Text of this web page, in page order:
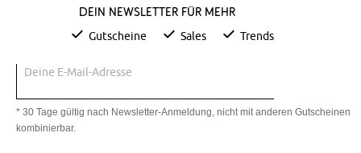
Dein Newsletter für mehr
Gutscheine Sales Trends
Deine E-Mail-Adresse
* 30 Tage gültig nach Newsletter-Anmeldung, nicht mit anderen Gutscheinen
kombinierbar.